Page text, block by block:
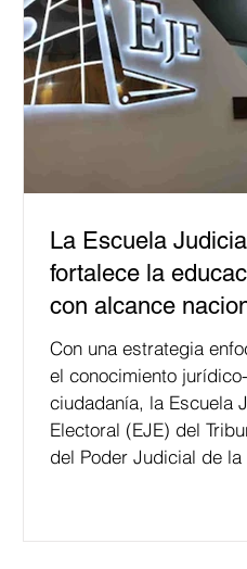
La Escuela
fortalece la
con alcance
Con una estrategia
el conocimiento jurídico-
ciudadanía, la Escuela
Electoral (EJE) del
del Poder Judicial de la
relacionados con la